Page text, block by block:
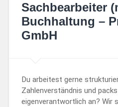
Sachbearbeiter
Buchhaltung –
GmbH
Du arbeitest gerne
Zahlenverständnis und
eigenverantwortlich an? Wir